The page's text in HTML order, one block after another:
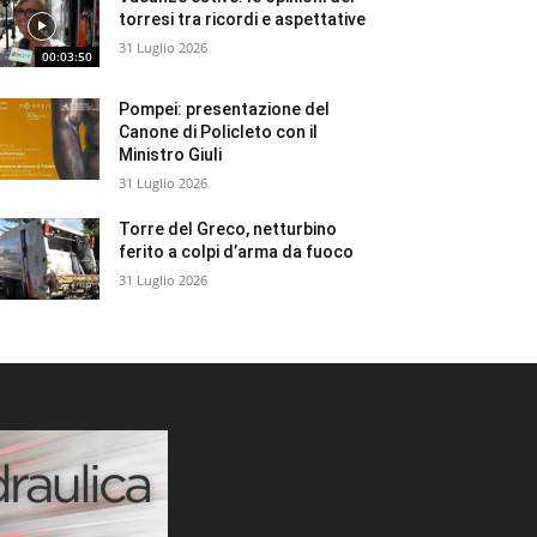
00:03:50
torresi tra ricordi e aspettative
31 Luglio 2026
Pompei: presentazione del
Canone di Policleto con il
Ministro Giuli
31 Luglio 2026
Torre del Greco, netturbino
ferito a colpi d’arma da fuoco
31 Luglio 2026